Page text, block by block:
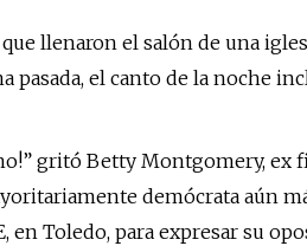
llenaron el salón de una
pasada, el canto de la noche
gritó Betty Montgomery,
demócrata aún
en Toledo, para expresar su